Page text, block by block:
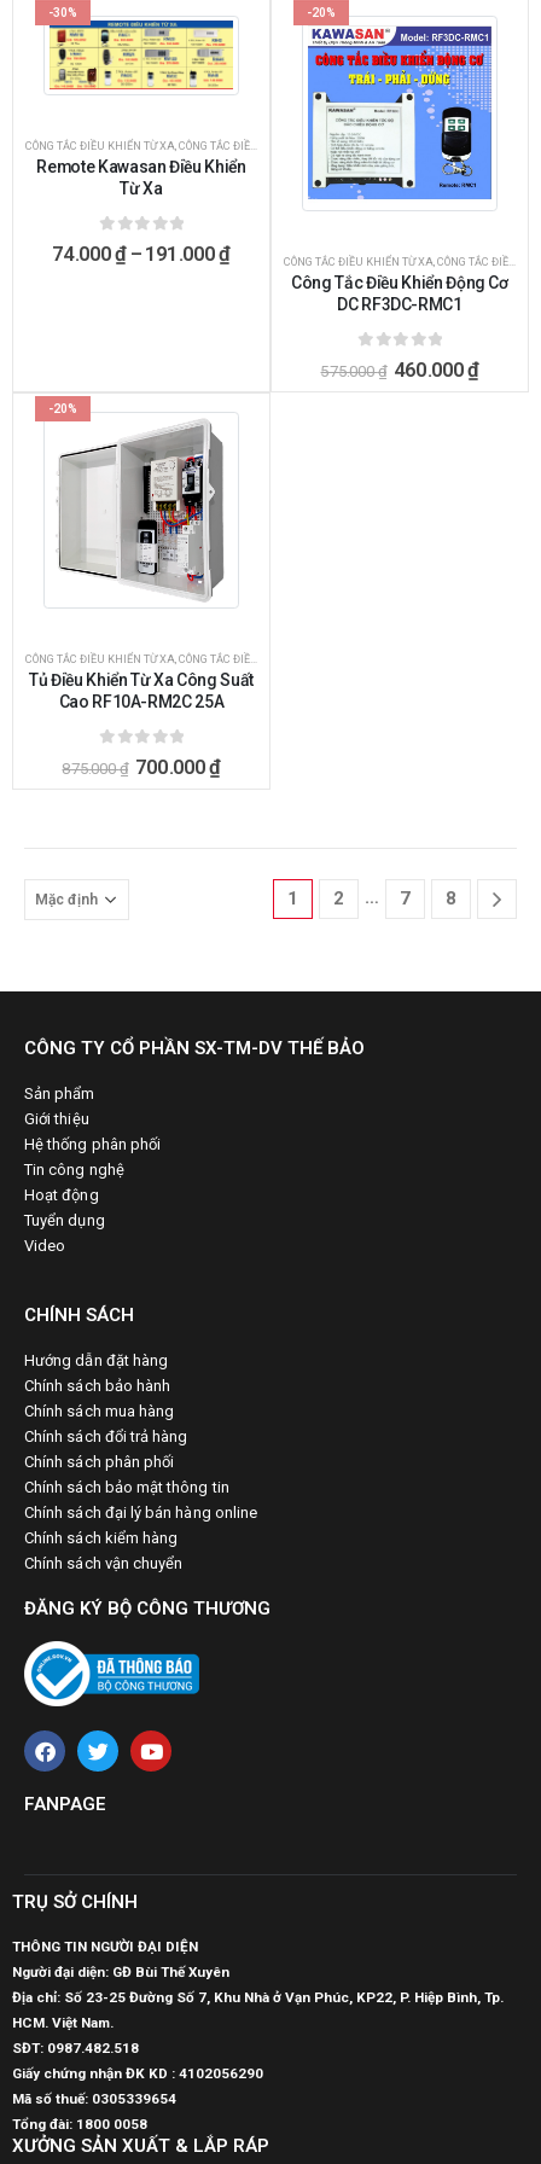
-30%
CÔNG TẮC ĐIỀU KHIỂN TỪ XA CÔNG TẮC ĐIỀU KHIỂN TỪ XA BẰNG REMOTE
Remote Kawasan Điều Khiển
Từ Xa
0ngoài 5
74.000₫– 191.000₫
-20%
CÔNG TẮC ĐIỀU KHIỂN TỪ XA CÔNG TẮC ĐIỀU KHIỂN TỪ XA BẰNG ĐIỆN THOẠI
Công Tắc Điều Khiển Động Cơ
DC RF3DC-RMC1
ngoài 5
575.000₫ 460.000₫
-20%
CÔNG TẮC ĐIỀU KHIỂN TỪ XA,CÔNG TẮC ĐIỀU KHIỂN TỪ XA BẰNG REMOTE
Tủ Điều Khiển Từ Xa Công Suất
Cao RF10A-RM2C 25A
ngoài 5
875.000₫ 700.000₫
1 2 … 7 8
CÔNG TY CỔ PHẦN SX-TM-DV THẾ BẢO
Sản phẩm
Giới thiệu
Hệ thống phân phối
Tin công nghệ
Hoạt động
Tuyển dụng
Video
CHÍNH SÁCH
Hướng dẫn đặt hàng
Chính sách bảo hành
Chính sách mua hàng
Chính sách đổi trả hàng
Chính sách phân phối
Chính sách bảo mật thông tin
Chính sách đại lý bán hàng online
Chính sách kiểm hàng
Chính sách vận chuyển
ĐĂNG KÝ BỘ CÔNG THƯƠNG
FANPAGE
TRỤ SỞ CHÍNH
THÔNG TIN NGƯỜI ĐẠI DIỆN
Người đại diện: GĐ Bùi Thế Xuyên
Địa chỉ: Số 23-25 Đường Số 7, Khu Nhà ở Vạn Phúc, KP22, P. Hiệp Bình, Tp.
HCM. Việt Nam.
SĐT: 0987.482.518
Giấy chứng nhận ĐK KD : 4102056290
Mã số thuế: 0305339654
Tổng đài: 1800 0058
XƯỞNG SẢN XUẤT & LẮP RÁP